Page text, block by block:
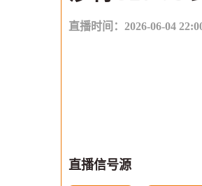
直播时间：2026-06-04
直播信号源